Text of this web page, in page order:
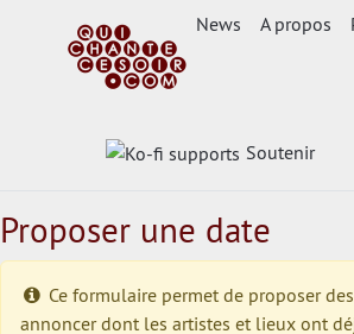
News A propos
Soutenir
Proposer une date
Ce formulaire permet de proposer
annoncer dont les artistes et lieux ont